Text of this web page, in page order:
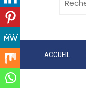
ACCUEIL